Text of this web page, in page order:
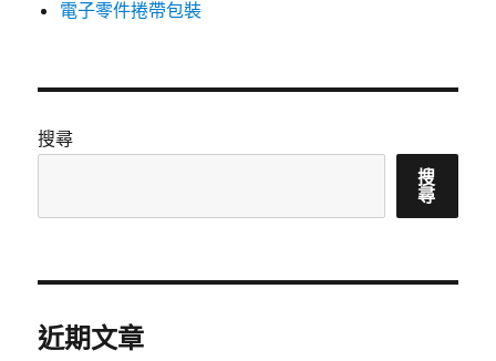
電子零件捲帶包裝
搜尋
搜
尋
近期文章